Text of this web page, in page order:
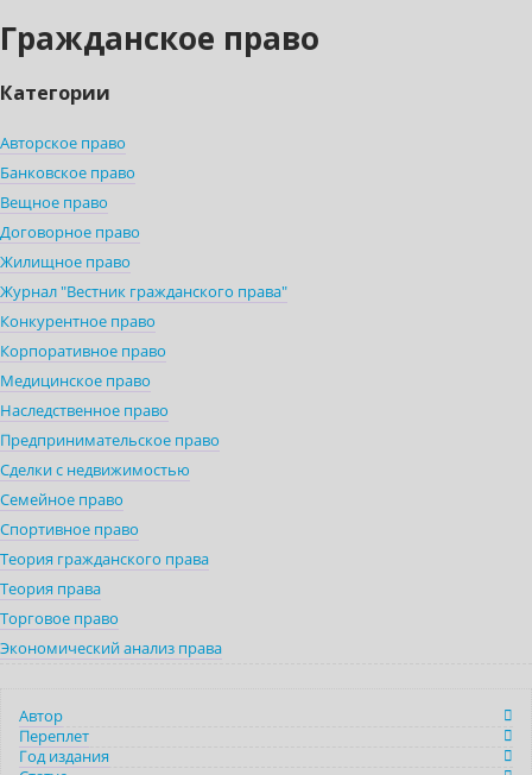
Гражданское право
Категории
Авторское право
Банковское право
Вещное право
Договорное право
Жилищное право
Журнал "Вестник гражданского права"
Конкурентное право
Корпоративное право
Медицинское право
Наследственное право
Предпринимательское право
Сделки с недвижимостью
Семейное право
Спортивное право
Теория гражданского права
Теория права
Торговое право
Экономический анализ права
Автор
Переплет
Год издания